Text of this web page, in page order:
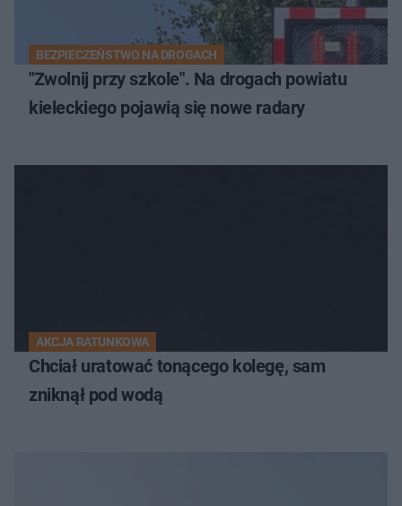
BEZPIECZEŃSTWO NA DROGACH
"Zwolnij przy szkole". Na drogach powiatu
kieleckiego pojawią się nowe radary
AKCJA RATUNKOWA
Chciał uratować tonącego kolegę, sam
zniknął pod wodą